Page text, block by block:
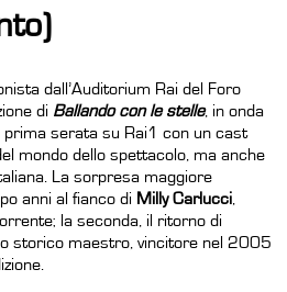
dall’Auditorium Rai del Foro
di Ballando con le stelle, in onda
serata su Rai1 con un cast
mondo dello spettacolo, ma anche
La sorpresa maggiore
anni al fianco di Milly Carlucci
la seconda, il ritorno di
storico maestro, vincitore nel 2005